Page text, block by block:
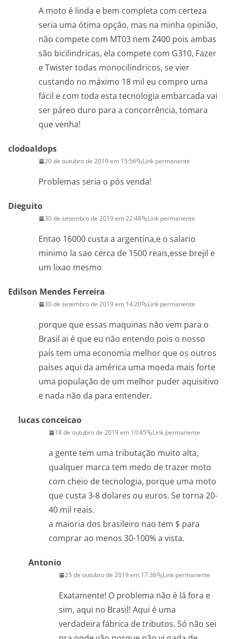
A moto é linda e bem completa com certeza
seria uma ótima opção, mas na minha opinião,
não compete com MT03 nem Z400 pois ambas
são bicilindricas, ela compete com G310, Fazer
e Twister todas monocilindricos, se vier
custando no máximo 18 mil eu compro uma
fácil e com toda esta tecnologia embarcada vai
ser páreo duro para a concorrência, tomara
que venha!
clodoaldops
20 de outubro de 2019 em 15:56 Link permanente
Problemas seria o pós venda!
Dieguito
30 de setembro de 2019 em 22:48 Link permanente
Entao 16000 custa a argentina,e o salario
minimo la sao cerca de 1500 reais,esse brejil e
um lixao mesmo
Edilson Mendes Ferreira
30 de setembro de 2019 em 14:20 Link permanente
porque que essas maquinas não vem para o
Brasil ai é que eu não entendo pois o nosso
país tem uma economia melhor que os outros
países aqui da américa uma moeda mais forte
uma população de um melhor puder aquisitivo
e nada não da para entender.
lucas conceicao
18 de outubro de 2019 em 10:45 Link permanente
a gente tem uma tributação muito alta,
qualquer marca tem medo de trazer moto
com cheio de tecnologia, porque uma moto
que custa 3-8 dolares ou euros. Se torna 20-
40 mil reais.
a maioria dos brasileiro nao tem $ para
comprar ao menos 30-100% a vista.
Antonio
25 de outubro de 2019 em 17:36 Link permanente
Exatamente! O problema não é lá fora e
sim, aqui no Brasil! Aqui é uma
verdadeira fábrica de tributos. Só não sei